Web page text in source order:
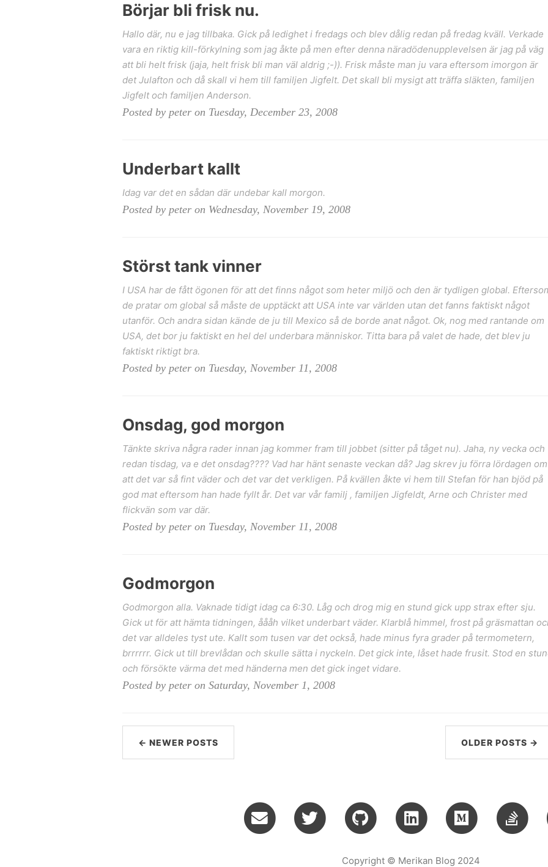
Börjar bli frisk nu.
Hallo där, nu e jag tillbaka. Gick på ledighet i fredags och blev dålig redan på fredag kväll. Verkade
vara en riktig kill-förkylning som jag åkte på men efter denna näradödenupplevelsen är jag på väg
att bli helt frisk (jaja, helt frisk bli man väl aldrig ;-)). Frisk måste man ju vara eftersom imorgon är
det Julafton och då skall vi hem till familjen Jigfelt. Det skall bli mysigt att träffa släkten, familjen
Jigfelt och familjen Anderson.
Posted by peter on Tuesday, December 23, 2008
Underbart kallt
Idag var det en sådan där undebar kall morgon.
Posted by peter on Wednesday, November 19, 2008
Störst tank vinner
I USA har de fått ögonen för att det finns något som heter miljö och den är tydligen global.
de pratar om global så måste de upptäckt att USA inte var världen utan det fanns faktiskt något
utanför. Och andra sidan kände de ju till Mexico så de borde anat något. Ok, nog med rantande om
USA, det bor ju faktiskt en hel del underbara människor. Titta bara på valet de hade, det blev ju
faktiskt riktigt bra.
Posted by peter on Tuesday, November 11, 2008
Onsdag, god morgon
Tänkte skriva några rader innan jag kommer fram till jobbet (sitter på tåget nu). Jaha, ny vecka och
redan tisdag, va e det onsdag???? Vad har hänt senaste veckan då? Jag skrev ju förra lördagen om
att det var så fint väder och det var det verkligen. På kvällen åkte vi hem till Stefan för han bjöd på
god mat eftersom han hade fyllt år. Det var vår familj , familjen Jigfeldt, Arne och Christer med
flickvän som var där.
Posted by peter on Tuesday, November 11, 2008
Godmorgon
Godmorgon alla. Vaknade tidigt idag ca 6:30. Låg och drog mig en stund gick upp strax efter sju.
Gick ut för att hämta tidningen, åååh vilket underbart väder. Klarblå himmel, frost på gräsmattan
det var alldeles tyst ute. Kallt som tusen var det också, hade minus fyra grader på termometern,
brrrrrr. Gick ut till brevlådan och skulle sätta i nyckeln. Det gick inte, låset hade frusit. Stod en
och försökte värma det med händerna men det gick inget vidare.
Posted by peter on Saturday, November 1, 2008
← NEWER POSTS OLDER POSTS →
Copyright © Merikan Blog 2024